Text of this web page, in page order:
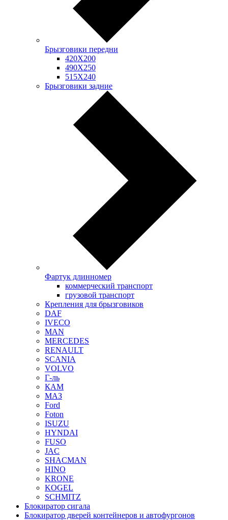
Брызговики передни
420Х200
490Х250
515Х240
Брызговики задние
Фартук длинномер
коммерческий транспорт
грузовой транспорт
Крепления для брызговиков
DAF
IVECO
MAN
MERCEDES
RENAULT
SCANIA
VOLVO
Г-ль
КАМ
МАЗ
Ford
Foton
ISUZU
HYNDAI
FUSO
JAC
SHACMAN
HINO
KRONE
KOGEL
SCHMITZ
Блокиратор сигала
Блокиратор дверей контейнеров и автофургонов